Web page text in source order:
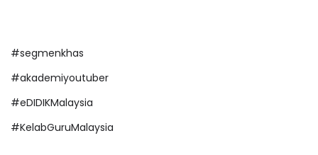
#segmenkhas
#akademiyoutuber
#eDIDIKMalaysia
#KelabGuruMalaysia